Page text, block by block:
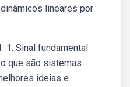
lineares por
1. Sinal fundamental
que são sistemas
ideias e